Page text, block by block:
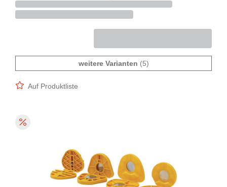
weitere Varianten (5)
Auf Produktliste